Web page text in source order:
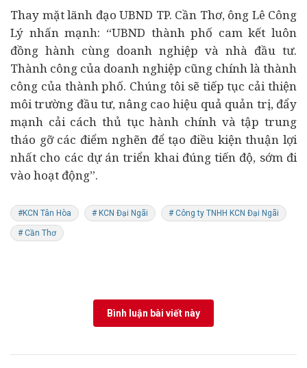
Thay mặt lãnh đạo UBND TP. Cần Thơ, ông Lê Công
Lý nhấn mạnh: “UBND thành phố cam kết luôn
đồng hành cùng doanh nghiệp và nhà đầu tư.
Thành công của doanh nghiệp cũng chính là thành
công của thành phố. Chúng tôi sẽ tiếp tục cải thiện
môi trường đầu tư, nâng cao hiệu quả quản trị, đẩy
mạnh cải cách thủ tục hành chính và tập trung
tháo gỡ các điểm nghẽn để tạo điều kiện thuận lợi
nhất cho các dự án triển khai đúng tiến độ, sớm đi
vào hoạt động”.
#KCN Tân Hòa # KCN Đại Ngãi # Công ty TNHH KCN Đại Ngãi
# Cần Thơ
Bình luận bài viết này